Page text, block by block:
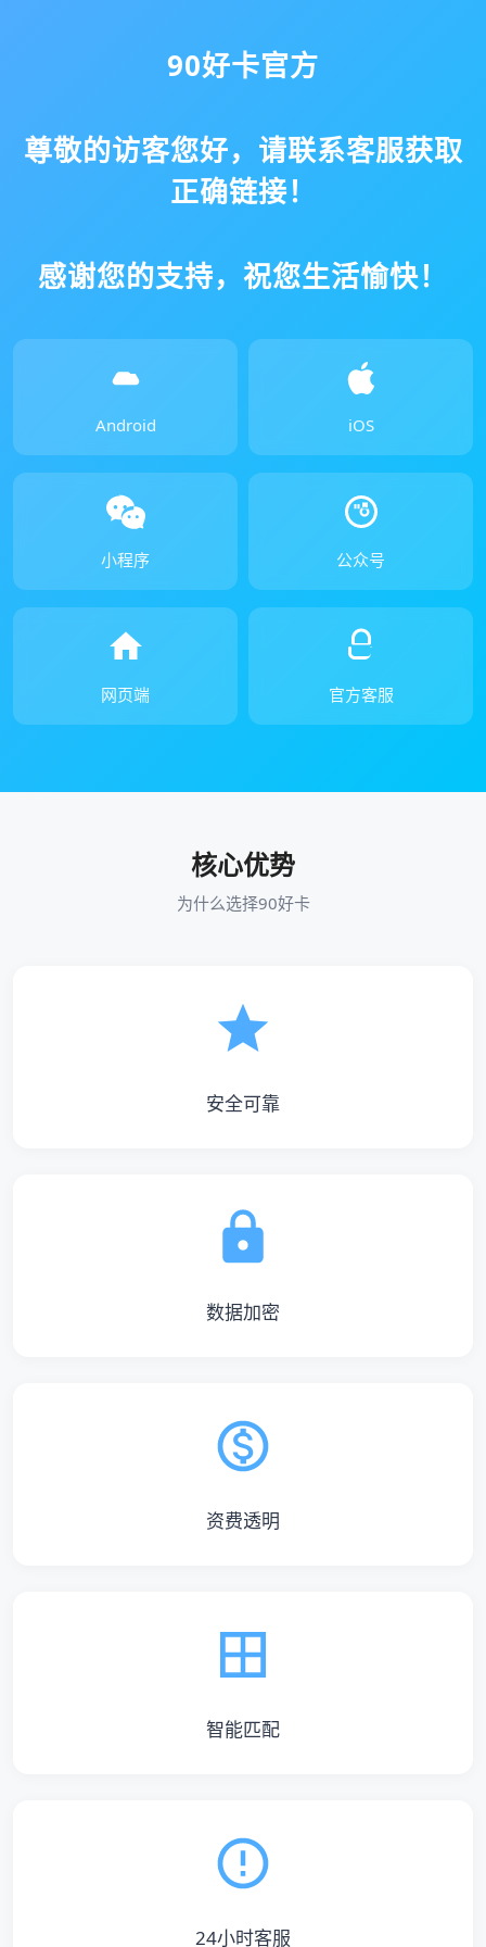
90好卡官方
尊敬的访客您好，请联系客服获取
正确链接！
感谢您的支持，祝您生活愉快！
Android iOS
小程序 公众号
网页端 官方客服
核心优势
为什么选择90好卡
安全可靠
数据加密
资费透明
智能匹配
24小时客服